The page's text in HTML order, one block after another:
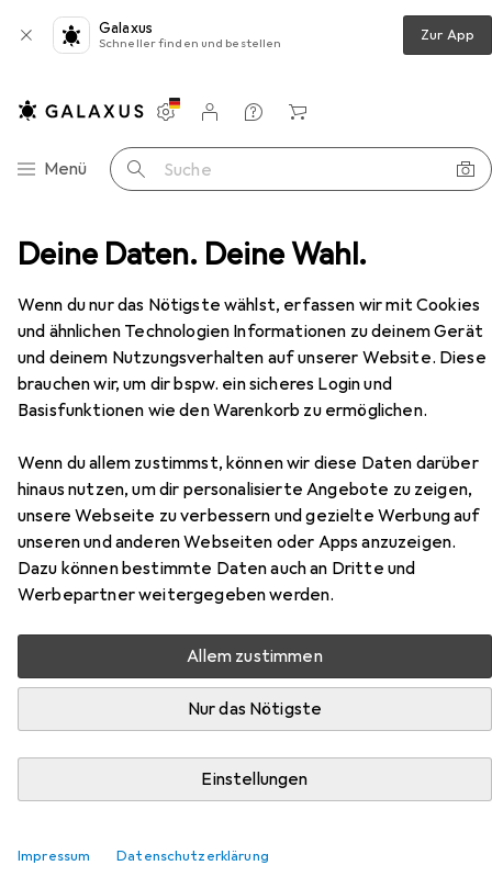
Deine Daten. Deine Wahl.
Wenn du nur das Nötigste wählst, erfassen wir mit Cookies
und ähnlichen Technologien Informationen zu deinem Gerät
und deinem Nutzungsverhalten auf unserer Website. Diese
brauchen wir, um dir bspw. ein sicheres Login und
Basisfunktionen wie den Warenkorb zu ermöglichen.
Wenn du allem zustimmst, können wir diese Daten darüber
hinaus nutzen, um dir personalisierte Angebote zu zeigen,
unsere Webseite zu verbessern und gezielte Werbung auf
unseren und anderen Webseiten oder Apps anzuzeigen.
Dazu können bestimmte Daten auch an Dritte und
Werbepartner weitergegeben werden.
Allem zustimmen
Nur das Nötigste
Einstellungen
Impressum Datenschutzerklärung
Galaxus
Schneller finden und bestellen Zur App
Navigation nach Kategorien
Menü Suche
Einstellungen
Kundenkonto
Vergleichslisten
Merklisten
Warenkorb
Objektiv Sigma 16mm f/1.4 DC DN, L-Mount
EUR
439,–
Sigma 16mm f/1.4 DC DN, L-Mount
Leica L, APS-C / DX
Zubehör für Sigma 16mm f/1.4
DC DN, L-Mount
Hier findest du passendes Zubehör zum Produkt Sigma
16mm f/1.4 DC DN, L-Mount aus den Kategorien
Objektivdeckel, Objektivfilter und Gegenlichtblende.
Objektivdeckel Objektivfilter